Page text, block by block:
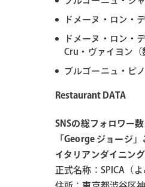
ドメーヌ・ロン・
ドメーヌ・ロン・
Cru・ヴァイヨン（
ブルゴーニュ・ピ
Restaurant DATA
SNSの総フォロワー
「George ジョージ
イタリアンダイニング
正式名称：SPICA（よ